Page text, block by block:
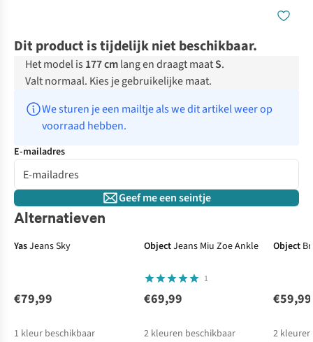
Dit product is tijdelijk niet beschikbaar.
Het model is 177 cmlang en draagt maatS.
Valt normaal. Kies je gebruikelijke maat.
We sturen je een mailtje als we dit artikel weer op
voorraad hebben.
E-mailadres
Geef me een seintje
Alternatieven
YasJeans Sky
€79,99
1 kleur beschikbaar
ObjectJeans Miu Zoe Ankle
1
€69,99
2 kleuren beschikbaar
Object
€59,99
2